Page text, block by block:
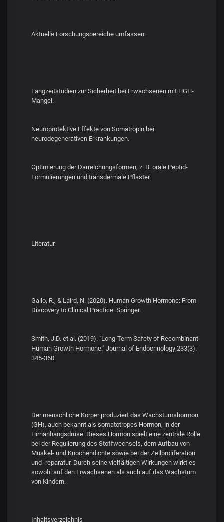
Aktuelle Forschungsbereiche umfassen:
Langzeitstudien zur Sicherheit bei Erwachsenen mit HGH-
Mangel.
Neuroprotektive Effekte von Somatropin bei
neurodegenerativen Erkrankungen.
Optimierung der Darreichungsformen, z. B. orale Peptid-
Formulierungen und transdermale Pflaster.
Literatur
Gallo, R., & Laird, N. (2020). Human Growth Hormone: From
Discovery to Clinical Practice. Springer.
Smith, J.D. et al. (2019). "Long-Term Safety of Recombinant
Human Growth Hormone." Journal of Endocrinology 233(3):
345-360.
Der menschliche Körper produziert das Wachstumshormon
(GH), auch bekannt als somatotropes Hormon, in der
Hirnanhangsdrüse. Dieses Hormon spielt eine zentrale Rolle
bei der Regulierung des Stoffwechsels, dem Aufbau von
Muskel- und Knochendichte sowie bei der Zellproliferation
und -reparatur. Durch seine vielfältigen Wirkungen wirkt es
sowohl auf den Erwachsenen als auch auf das Wachstum
von Kindern.
Inhaltsverzeichnis